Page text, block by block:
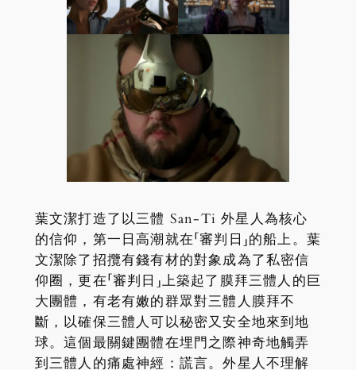
葉文潔打造了以三體 San-Ti 外星人為核心
的信仰，第一日高潮就在「審判日」的船上。葉
文潔除了招攬有錢有材的對象成為了私密信
仰圈，更在「審判日」上築起了膜拜三體人的巨
大團體，有老有嫩的群眾對三體人膜拜不
斷，以確保三體人可以秘密又安全地來到地
球。這個最關鍵團體在埋門之際神奇地觸弄
到三體人的痛處神經：謊言。外星人不理解